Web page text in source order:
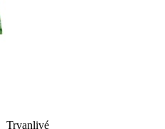
Trvanlivé